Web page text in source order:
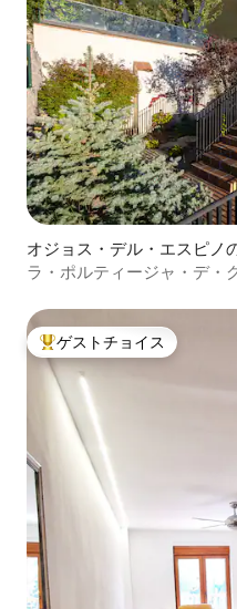
オジョス・デル・エスピノ
ラ・ポルティージャ・デ・
大好評のゲストチョイスです
ゲストチョイス